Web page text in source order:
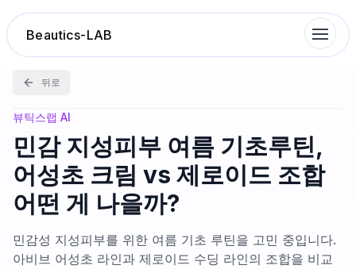
Beautics-LAB
랭킹
성분분석
나의 스킨케어
대화 이력
뒤로
뷰틱스랩 AI
민감 지성피부 여름 기초루틴,
어성초 크림 vs 제로이드 조합
어떤 게 나을까?
민감성 지성피부를 위한 여름 기초 루틴을 고민 중입니다.
아비브 어성초 라인과 제로이드 수딩 라인의 조합을 비교